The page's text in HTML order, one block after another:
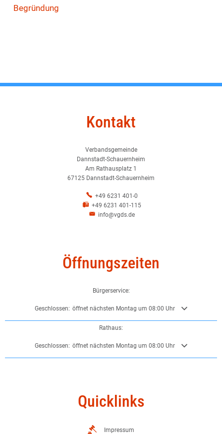
Begründung
Kontakt
Verbandsgemeinde
Dannstadt-Schauernheim
Am Rathausplatz 1
67125 Dannstadt-Schauernheim
+49 6231 401-0
+49 6231 401-115
info@vgds.de
Öffnungszeiten
Bürgerservice:
Klicken, um weitere Öffnungs- oder Schließzeiten auszublenden
Geschlossen: öffnet nächsten Montag um 08:00 Uhr
Rathaus:
Klicken, um weitere Öffnungs- oder Schließzeiten auszublenden
Geschlossen: öffnet nächsten Montag um 08:00 Uhr
Quicklinks
Impressum